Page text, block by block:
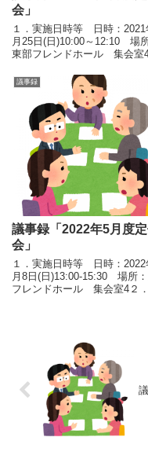
会」
１．実施日時等 日時：2021
月25日(日)10:00～12:10 場
東部フレンドホール 集会室
事長/事務局長連絡 ２）事務
報告 ①共育プラザ中央
校生との意見交換報告
町会地区防災...
議事録
議事録「2022年5月度定
会」
１．実施日時等 日時：2022
月8日(日)13:00-15:30 場所
フレンドホール 集会室4２
３）B町会地区防災計画 ４）
計関係（ビブ...